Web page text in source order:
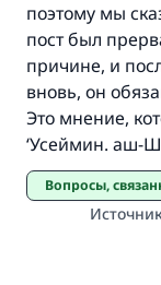
поэтому мы
пост был
причине, и
вновь, он
Это мнение,
‘Усеймин. аш-
Вопросы,